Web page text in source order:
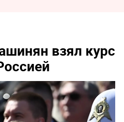
взял курс